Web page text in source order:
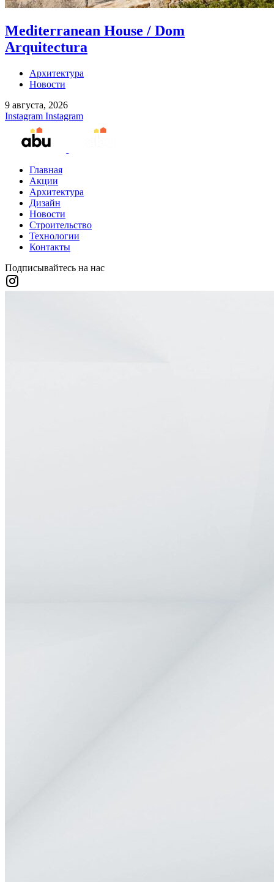
Mediterranean House / Dom
Arquitectura
Архитектура
Новости
9 августа, 2026
Instagram Instagram
Главная
Акции
Архитектура
Дизайн
Новости
Строительство
Технологии
Контакты
Подписывайтесь на нас